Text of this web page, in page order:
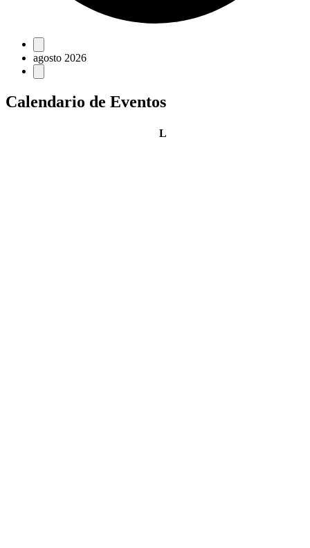
Eventos
agosto 2026
Calendario de Eventos
Llunes